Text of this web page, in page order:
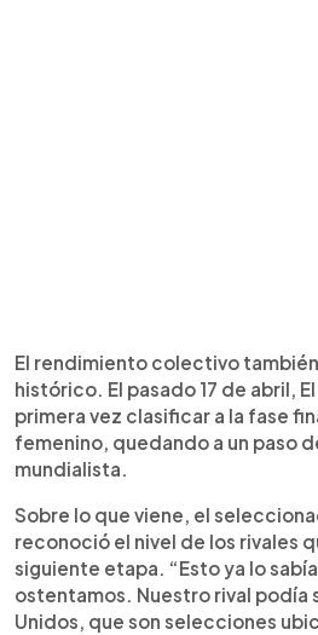
El rendimiento colectivo
histórico. El pasado 17 de abril,
primera vez clasificar a la fase
femenino, quedando a un paso
mundialista.
Sobre lo que viene, el
reconoció el nivel de los rivales
siguiente etapa. “Esto ya lo
ostentamos. Nuestro rival podía
Unidos, que son selecciones